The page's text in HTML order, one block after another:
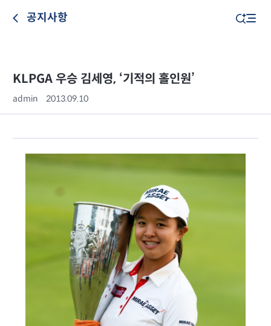
공지사항
KLPGA 우승 김세영, ‘기적의 홀인원’
admin 2013.09.10